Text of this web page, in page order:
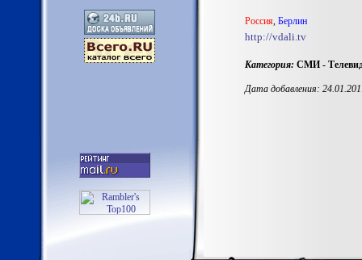
Роccия, Берлин
http://vdali.tv
Категория: СМИ -
Дата добавления: